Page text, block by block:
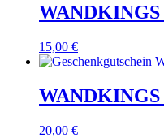
WANDKINGS
15,00 €
WANDKINGS
20,00 €